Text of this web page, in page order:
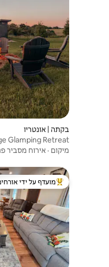
בקתה | אונטריו
נופי
מיקום · אירוח מסביר
מוביל בקרב נכסים
מועדף על ידי